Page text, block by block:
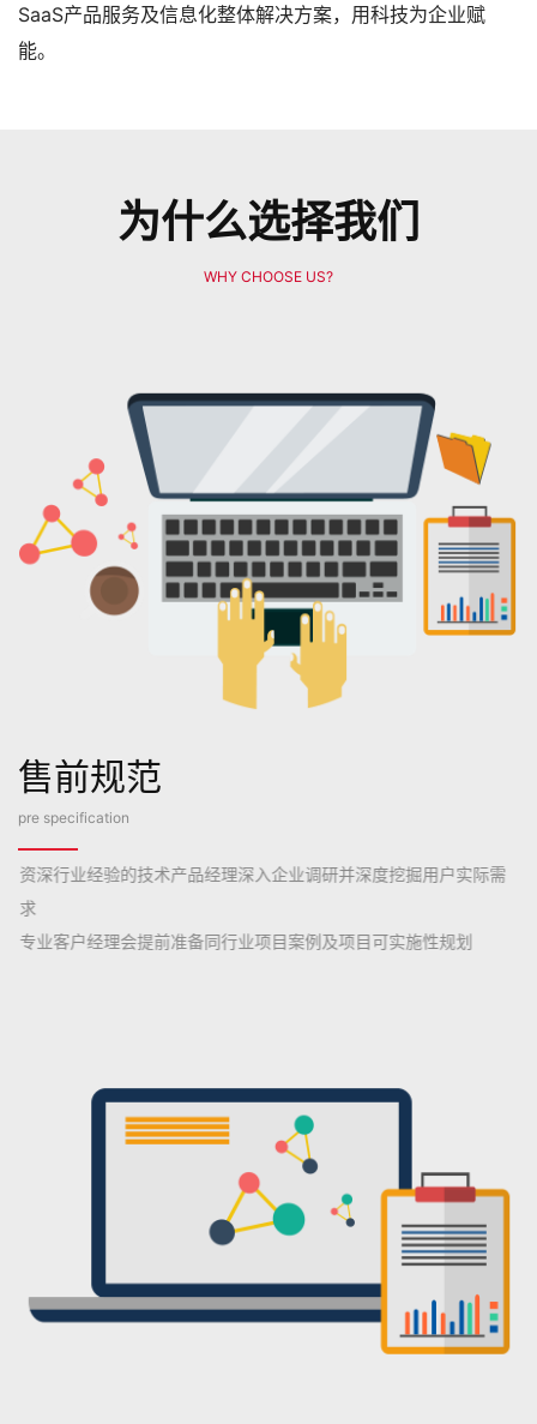
SaaS产品服务及信息化整体解决方案，用科技为企业赋
能。
为什么选择我们
WHY CHOOSE US?
售前规范
pre specification
资深行业经验的技术产品经理深入企业调研并深度挖掘用户实际需
求
专业客户经理会提前准备同行业项目案例及项目可实施性规划